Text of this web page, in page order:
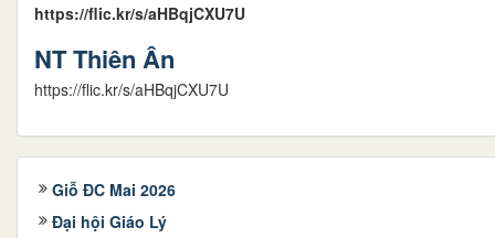
https://flic.kr/s/aHBqjCXU7U
NT Thiên Ân
https://flic.kr/s/aHBqjCXU7U
Giỗ ĐC Mai 2026
Đại hội Giáo Lý